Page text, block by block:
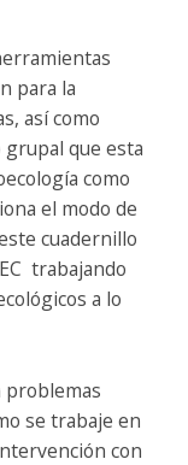
para la
así como
que esta
como
el modo de
cuadernillo
trabajando
a lo
problemas
se trabaje en
con